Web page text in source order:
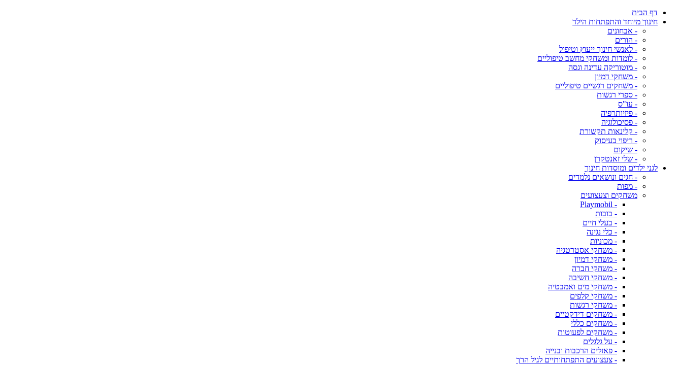
דף הבית
חינוך מיוחד והתפתחות הילד
- אבחונים
- הורים
- לאנשי חינוך ייעוץ וטיפול
- לומדות ומשחקי מחשב טיפוליים
- מוטוריקה עדינה וגסה
- משחקי דמיון
- משחקים רגשיים טיפוליים
- ספרי רגשות
- עו"ס
- פיזיותרפיה
- פסיכולוגיה
- קלינאות תקשורת
- ריפוי בעיסוק
- שיקום
- שלי זאנטקרן
לגני ילדים ומוסדות חינוך
- חגים ונושאים נלמדים
- מפות
משחקים וצעצועים
- Playmobil
- בובות
- בעלי חיים
- כלי נגינה
- מכוניות
- משחקי אסטרטגיה
- משחקי דמיון
- משחקי חברה
- משחקי חשיבה
- משחקי מים ואמבטיה
- משחקי קלפים
- משחקי רגשות
- משחקים דידקטיים
- משחקים כללי
- משחקים לפעוטות
- על גלגלים
- פאזלים הרכבות ובנייה
- צעצועים התפתחותיים לגיל הרך